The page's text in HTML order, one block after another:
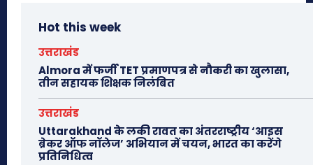
Hot this week
उत्तराखंड
Almora में फर्जी TET प्रमाणपत्र से नौकरी का खुलासा,
तीन सहायक शिक्षक निलंबित
उत्तराखंड
Uttarakhand के लकी रावत का अंतरराष्ट्रीय ‘आइस
ब्रेकर ऑफ नॉलेज’ अभियान में चयन, भारत का करेंगे
प्रतिनिधित्व